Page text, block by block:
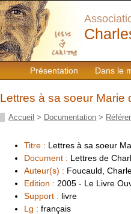
Présentation Dans le
Lettres à sa soeur Marie
Accueil > Documentation >
Titre : Lettres à sa soeur
Document : Lettres de
Auteur(s) : Foucauld,
Edition : 2005 - Le Livre
Support : livre
Lg : français